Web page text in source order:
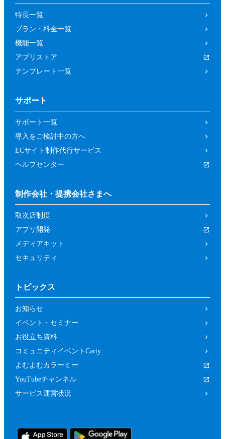
の取り消しによって、参加者又は第三者が
被った損害等について、当社は一切の責任
を負わないものとします。
第４条（参加資格）
参加者は、当社所定の方法により申し込み
を行った方であって、本イベントの開催趣
方（法人、個人を問いません。）としま
す。
前項にもかかわらず、以下の各号に該当す
るおそれがあると当社が判断した場合は、
当社は承諾を取り消すことができるものと
暴力団、反政府組織その他の反社会的組
織であるか、若しくはそれらの構成員又
未成年者、成年被後見人、被保佐人又は
被補助人のいずれかであって、本規約に
て、法定代理人、後見人､保佐人又は補
カラーミーショップ利用規約、又は当社
の運営するサービスの利用規約に違反し
ている方又は違反するおそれがあると当
社が判断した方
前２項のため、当社は、参加者（参加の申
し込みをした者を含みます。）に対し、当
確認するための情報（法定代理人の連絡先
特長一覧
プラン・料金一覧
機能一覧
アプリストア
テンプレート一覧
サポート
サポート一覧
導入をご検討中の方へ
ECサイト制作代行サービス
ヘルプセンター
制作会社・提携会社さまへ
取次店制度
アプリ開発
メディアキット
セキュリティ
トピックス
お知らせ
イベント・セミナー
お役立ち資料
コミュニティイベントCarty
よむよむカラーミー
YouTubeチャンネル
サービス運営状況